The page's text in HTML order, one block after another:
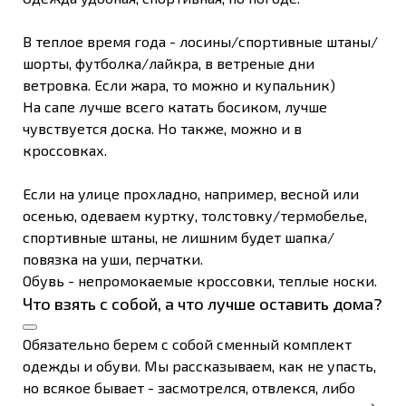
В теплое время года - лосины/спортивные штаны/
шорты, футболка/лайкра, в ветреные дни
ветровка. Если жара, то можно и купальник)
На сапе лучше всего катать босиком, лучше
чувствуется доска. Но также, можно и в
кроссовках.
Если на улице прохладно, например, весной или
осенью, одеваем куртку, толстовку/термобелье,
спортивные штаны, не лишним будет шапка/
повязка на уши, перчатки.
Обувь - непромокаемые кроссовки, теплые носки.
Что взять с собой, а что лучше оставить дома?
Обязательно берем с собой сменный комплект
одежды и обуви. Мы рассказываем, как не упасть,
но всякое бывает - засмотрелся, отвлекся, либо